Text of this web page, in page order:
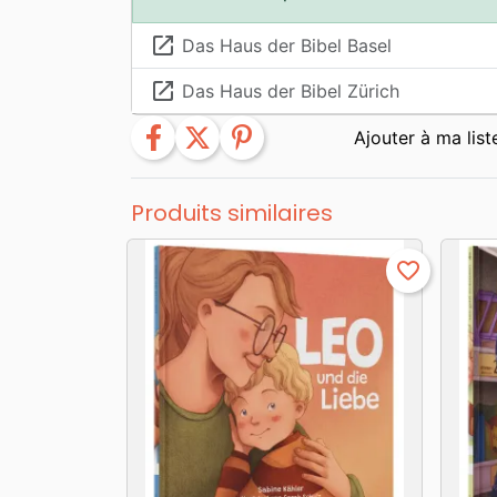
launch Das Haus der Bibel Basel
launch Das Haus der Bibel Zürich
facebook twitter pinterest
Produits similaires
favorite_border